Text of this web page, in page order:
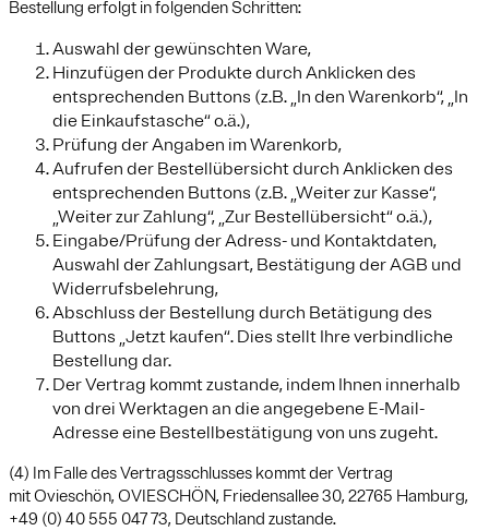
Bestellung erfolgt in folgenden Schritten:
Auswahl der gewünschten Ware,
Hinzufügen der Produkte durch Anklicken des
entsprechenden Buttons (z.B. „In den Warenkorb“, „In
die Einkaufstasche“ o.ä.),
Prüfung der Angaben im Warenkorb,
Aufrufen der Bestellübersicht durch Anklicken des
entsprechenden Buttons (z.B. „Weiter zur Kasse“,
„Weiter zur Zahlung“, „Zur Bestellübersicht“ o.ä.),
Eingabe/Prüfung der Adress- und Kontaktdaten,
Auswahl der Zahlungsart, Bestätigung der AGB und
Widerrufsbelehrung,
Abschluss der Bestellung durch Betätigung des
Buttons „Jetzt kaufen“. Dies stellt Ihre verbindliche
Bestellung dar.
Der Vertrag kommt zustande, indem Ihnen innerhalb
von drei Werktagen an die angegebene E-Mail-
Adresse eine Bestellbestätigung von uns zugeht.
(4) Im Falle des Vertragsschlusses kommt der Vertrag
mit Ovieschön, OVIESCHÖN, Friedensallee 30, 22765 Hamburg,
+49 (0) 40 555 047 73, Deutschland zustande.